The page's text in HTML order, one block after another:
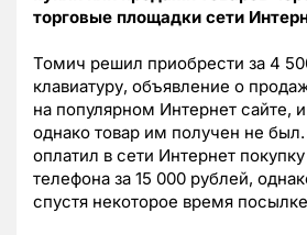
торговые площадки сети
Томич решил приобрести за 4
клавиатуру, объявление о
на популярном Интернет сайте,
однако товар им получен не
оплатил в сети Интернет
телефона за 15 000 рублей,
спустя некоторое время